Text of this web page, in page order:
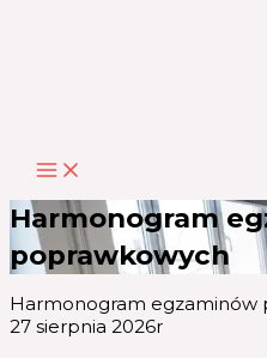
Harmonogram
poprawkowych
Harmonogram egzaminów
27 sierpnia 2026r